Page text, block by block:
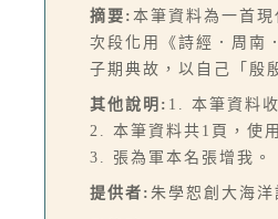
摘要: 本筆資料為一首
次段化用《詩經．周南
子期典故，以自己「殷
其他說明: 1. 本筆資料
2. 本筆資料共1頁，使
3. 張為軍本名張增我。
提供者: 朱學恕創大海洋